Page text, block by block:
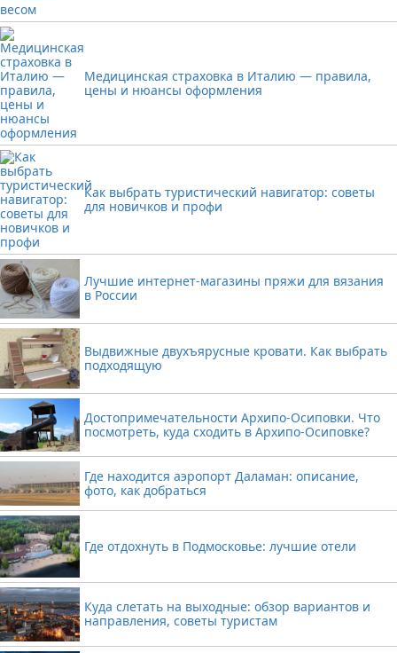
Медицинская страховка в Италию — правила,
цены и нюансы оформления
Как выбрать туристический навигатор: советы
для новичков и профи
Лучшие интернет-магазины пряжи для вязания
в России
Выдвижные двухъярусные кровати. Как выбрать
подходящую
Достопримечательности Архипо-Осиповки. Что
посмотреть, куда сходить в Архипо-Осиповке?
Где находится аэропорт Даламан: описание,
фото, как добраться
Где отдохнуть в Подмосковье: лучшие отели
Куда слетать на выходные: обзор вариантов и
направления, советы туристам